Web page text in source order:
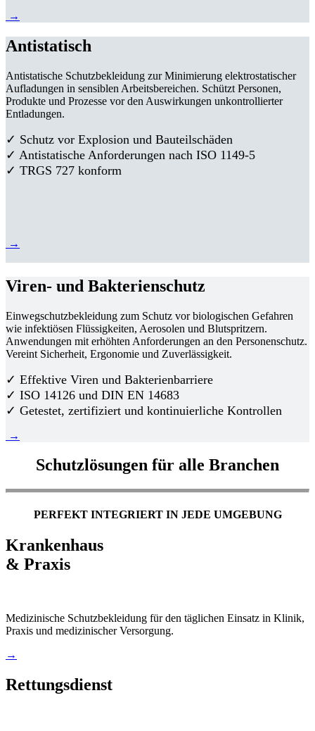
→
Antistatisch
Antistatische Schutzbekleidung zur Minimierung elektrostatischer
Aufladungen in sensiblen Arbeitsbereichen. Schützt Personen,
Produkte und Prozesse vor den Auswirkungen unkontrollierter
Entladungen.
✓ Schutz vor Explosion und Bauteilschäden
✓ Antistatische Anforderungen nach ISO 1149-5
✓ TRGS 727 konform
→
Viren- und Bakterienschutz
Einwegschutzbekleidung zum Schutz vor biologischen Gefahren
wie infektiösen Flüssigkeiten, Aerosolen und Blutspritzern.
Anwendungen mit erhöhten Anforderungen an den Personenschutz.
Vereint Sicherheit, Ergonomie und Zuverlässigkeit.
✓ Effektive Viren und Bakterienbarriere
✓ ISO 14126 und DIN EN 14683
✓ Getestet, zertifiziert und kontinuierliche Kontrollen
→
Schutzlösungen für alle Branchen
PERFEKT INTEGRIERT IN JEDE UMGEBUNG
Krankenhaus
& Praxis
Medizinische Schutzbekleidung für den täglichen Einsatz in Klinik,
Praxis und medizinischer Versorgung.
→
Rettungsdienst